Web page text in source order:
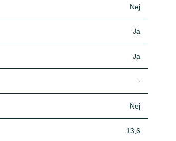
Nej
Ja
Ja
-
Nej
13,6